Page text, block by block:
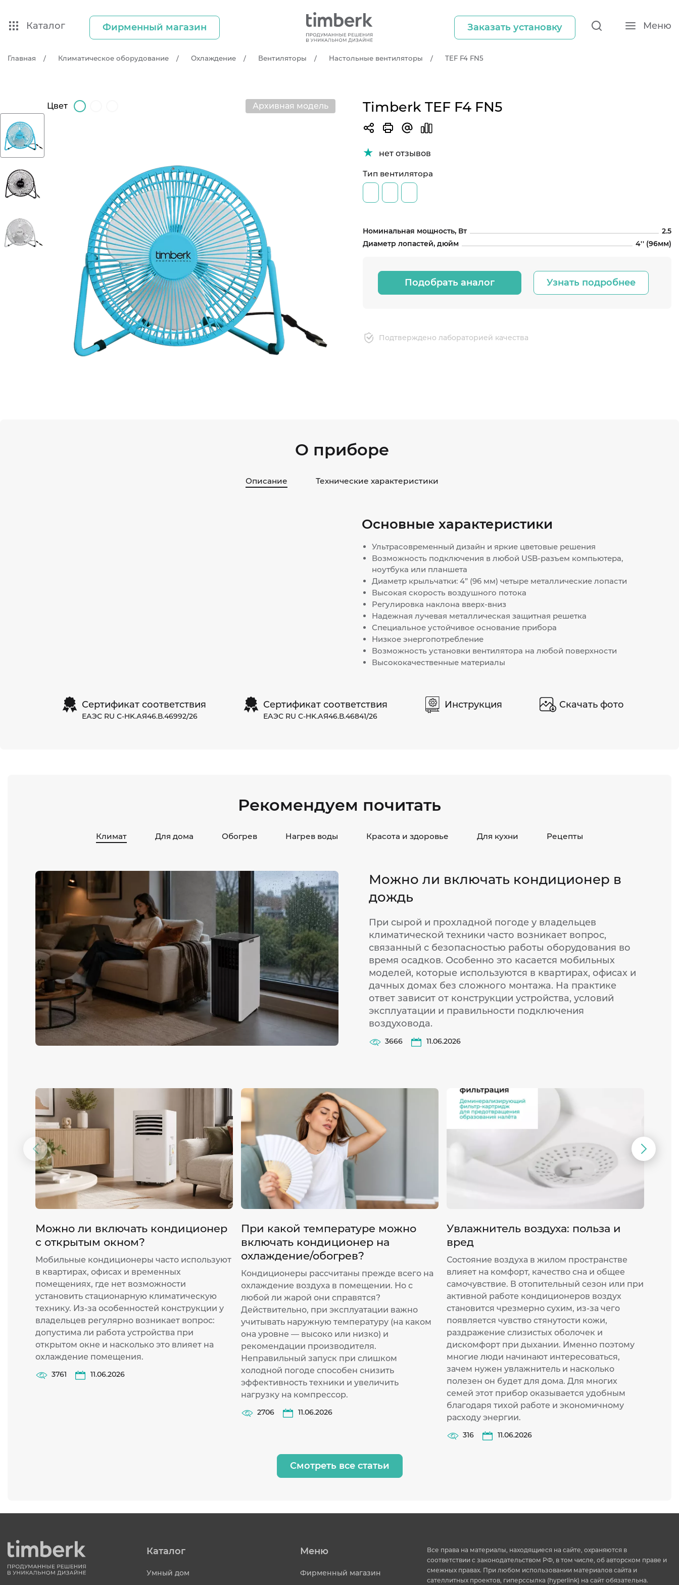
Каталог Фирменный магазин Заказать установку Меню
Главная Климатическое оборудование Охлаждение Вентиляторы Настольные вентиляторы TEF F4 FN5
Архивная модель
Цвет Timberk TEF F4 FN5
нет отзывов
Тип вентилятора
Номинальная мощность, Вт
2.5
Диаметр лопастей, дюйм
4'' (96мм)
Подобрать аналог Узнать подробнее
Подтверждено лабораторией качества
О приборе
Описание Технические характеристики
Основные характеристики
Ультрасовременный дизайн и яркие цветовые решения
Возможность подключения в любой USB-разъем компьютера,
ноутбука или планшета
Диаметр крыльчатки: 4” (96 мм) четыре металлические лопасти
Высокая скорость воздушного потока
Регулировка наклона вверх-вниз
Надежная лучевая металлическая защитная решетка
Специальное устойчивое основание прибора
Низкое энергопотребление
Возможность установки вентилятора на любой поверхности
Высококачественные материалы
Сертификат соответствия
ЕАЭС RU С-HK.АЯ46.В.46992/26
Сертификат соответствия
ЕАЭС RU С-HK.АЯ46.В.46841/26
Инструкция Скачать фото
Рекомендуем почитать
Климат Для дома Обогрев Нагрев воды Красота и здоровье Для кухни Рецепты
Можно ли включать кондиционер в
дождь
При сырой и прохладной погоде у владельцев
климатической техники часто возникает вопрос,
связанный с безопасностью работы оборудования во
время осадков. Особенно это касается мобильных
моделей, которые используются в квартирах, офисах и
дачных домах без сложного монтажа. На практике
ответ зависит от конструкции устройства, условий
эксплуатации и правильности подключения
воздуховода.
3666 11.06.2026
Предыдущий
слайд
Можно ли включать кондиционер
с открытым окном?
Мобильные кондиционеры часто используют
в квартирах, офисах и временных
помещениях, где нет возможности
установить стационарную климатическую
технику. Из-за особенностей конструкции у
владельцев регулярно возникает вопрос:
допустима ли работа устройства при
открытом окне и насколько это влияет на
охлаждение помещения.
3761 11.06.2026
При какой температуре можно
включать кондиционер на
охлаждение/обогрев?
Кондиционеры рассчитаны прежде всего на
охлаждение воздуха в помещении. Но с
любой ли жарой они справятся?
Действительно, при эксплуатации важно
учитывать наружную температуру (на каком
она уровне — высоко или низко) и
рекомендации производителя.
Неправильный запуск при слишком
холодной погоде способен снизить
эффективность техники и увеличить
нагрузку на компрессор.
2706 11.06.2026
Увлажнитель воздуха: польза и
вред
Состояние воздуха в жилом пространстве
влияет на комфорт, качество сна и общее
самочувствие. В отопительный сезон или при
активной работе кондиционеров воздух
становится чрезмерно сухим, из-за чего
появляется чувство стянутости кожи,
раздражение слизистых оболочек и
дискомфорт при дыхании. Именно поэтому
многие люди начинают интересоваться,
зачем нужен увлажнитель и насколько
полезен он будет для дома. Для многих
семей этот прибор оказывается удобным
благодаря тихой работе и экономичному
расходу энергии.
316 11.06.2026
Смотреть все статьи
Каталог
Умный дом
Меню
Фирменный магазин
Все права на материалы, находящиеся на сайте, охраняются в
соответствии с законодательством РФ, в том числе, об авторском праве и
смежных правах. При любом использовании материалов сайта и
сателлитных проектов, гиперссылка (hyperlink) на сайт обязательна.